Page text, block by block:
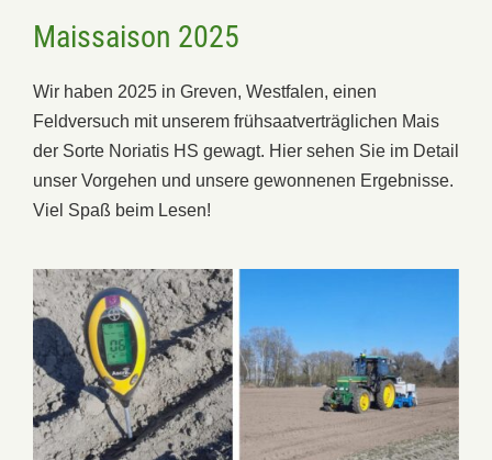
Maissaison 2025
Wir haben 2025 in Greven, Westfalen, einen
Feldversuch mit unserem frühsaatverträglichen Mais
der Sorte Noriatis HS gewagt. Hier sehen Sie im Detail
unser Vorgehen und unsere gewonnenen Ergebnisse.
Viel Spaß beim Lesen!